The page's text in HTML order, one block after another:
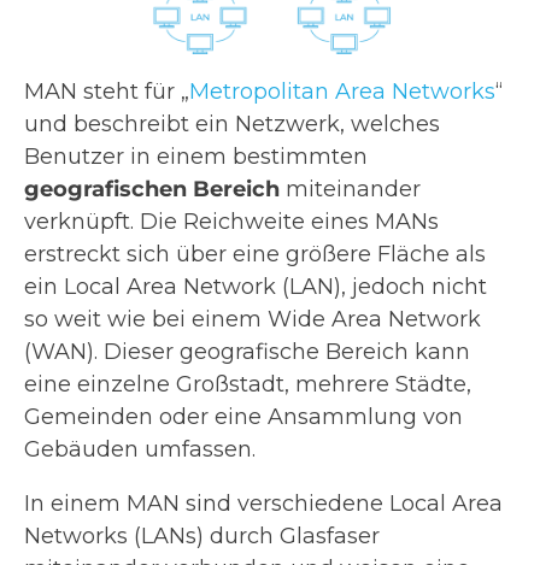
MAN steht für „Metropolitan Area Networks“
und beschreibt ein Netzwerk, welches
Benutzer in einem bestimmten
geografischen Bereich miteinander
verknüpft. Die Reichweite eines MANs
erstreckt sich über eine größere Fläche als
ein Local Area Network (LAN), jedoch nicht
so weit wie bei einem Wide Area Network
(WAN). Dieser geografische Bereich kann
eine einzelne Großstadt, mehrere Städte,
Gemeinden oder eine Ansammlung von
Gebäuden umfassen.
In einem MAN sind verschiedene Local Area
Networks (LANs) durch Glasfaser